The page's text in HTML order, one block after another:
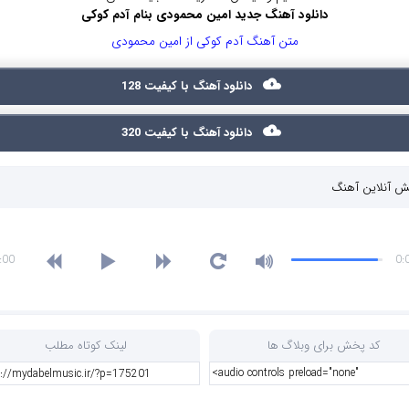
دانلود آهنگ جدید امین محمودی بنام آدم کوکی
متن آهنگ آدم کوکی از امین محمودی
دانلود آهنگ با کیفیت 128
دانلود آهنگ با کیفیت 320
آنلاین آهنگ
کد پخش برای وبلاگ ها لینک کوتاه مطلب